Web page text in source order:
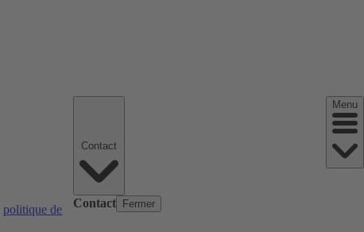
politique de
Contact Fermer
Menu